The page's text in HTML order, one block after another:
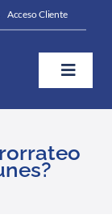
Acceso Cliente
Toggle